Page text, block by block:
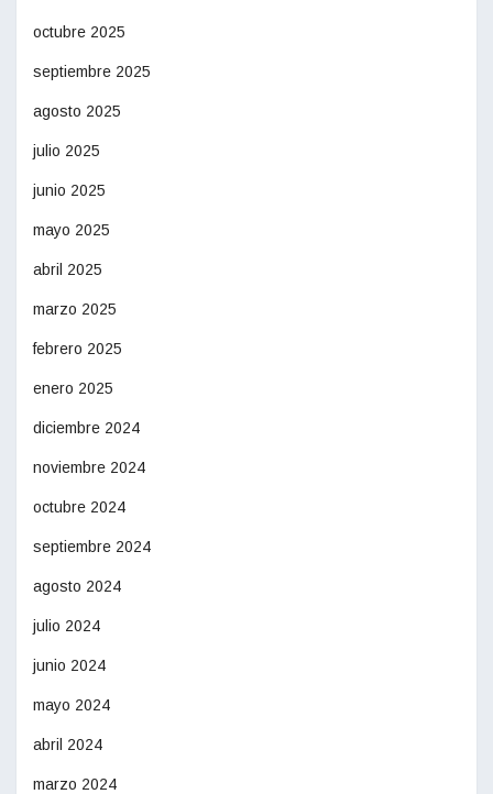
octubre 2025
septiembre 2025
agosto 2025
julio 2025
junio 2025
mayo 2025
abril 2025
marzo 2025
febrero 2025
enero 2025
diciembre 2024
noviembre 2024
octubre 2024
septiembre 2024
agosto 2024
julio 2024
junio 2024
mayo 2024
abril 2024
marzo 2024